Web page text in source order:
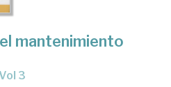
mantenimiento
3